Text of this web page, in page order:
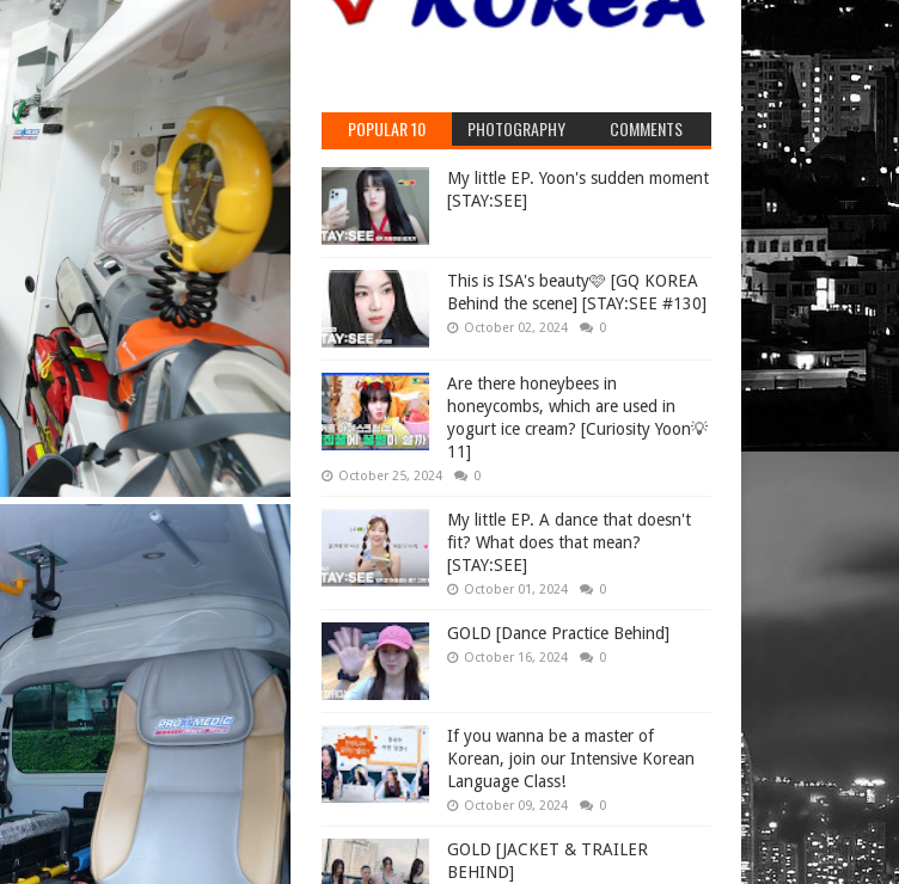
POPULAR 10 PHOTOGRAPHY COMMENTS
My little EP. Yoon's sudden moment
[STAY:SEE]
This is ISA's beauty🩷 [GQ KOREA
Behind the scene] [STAY:SEE #130]
October 02, 2024 0
Are there honeybees in
honeycombs, which are used in
yogurt ice cream? [Curiosity Yoon💡
11]
October 25, 2024 0
My little EP. A dance that doesn't
fit? What does that mean?
[STAY:SEE]
October 01, 2024 0
GOLD [Dance Practice Behind]
October 16, 2024 0
If you wanna be a master of
Korean, join our Intensive Korean
Language Class!
October 09, 2024 0
GOLD [JACKET & TRAILER
BEHIND]